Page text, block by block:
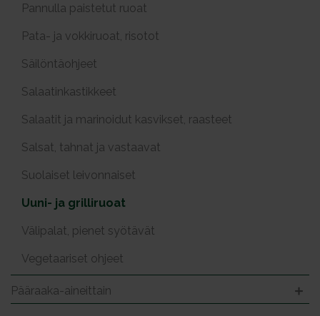
Pannulla paistetut ruoat
Pata- ja vokkiruoat, risotot
Säilöntäohjeet
Salaatinkastikkeet
Salaatit ja marinoidut kasvikset, raasteet
Salsat, tahnat ja vastaavat
Suolaiset leivonnaiset
Uuni- ja grilliruoat
Välipalat, pienet syötävät
Vegetaariset ohjeet
Pääraaka-aineittain